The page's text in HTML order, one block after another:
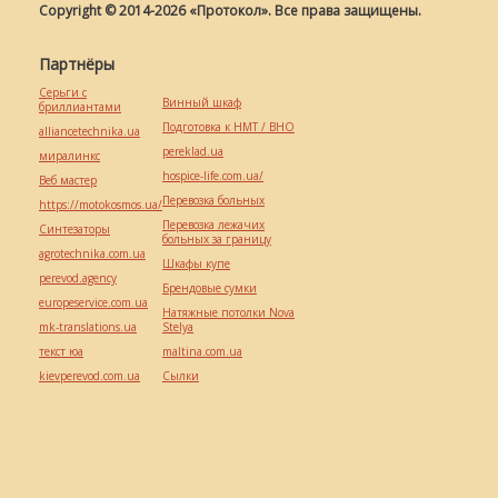
Copyright © 2014-2026 «Протокол». Все права защищены.
Партнёры
Серьги с
бриллиантами
alliancetechnika.ua
миралинкс
Веб мастер
https://motokosmos.ua/
Синтезаторы
agrotechnika.com.ua
perevod.agency
europeservice.com.ua
mk-translations.ua
текст юа
kievperevod.com.ua
Винный шкаф
Подготовка к НМТ / ВНО
pereklad.ua
hospice-life.com.ua/
Перевозка больных
Перевозка лежачих
больных за границу
Шкафы купе
Брендовые сумки
Натяжные потолки Nova
Stelya
maltina.com.ua
Cылки